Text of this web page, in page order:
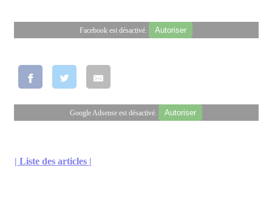
Facebook est désactivé. Autoriser
Google Adsense est désactivé. Autoriser
| Liste des articles |